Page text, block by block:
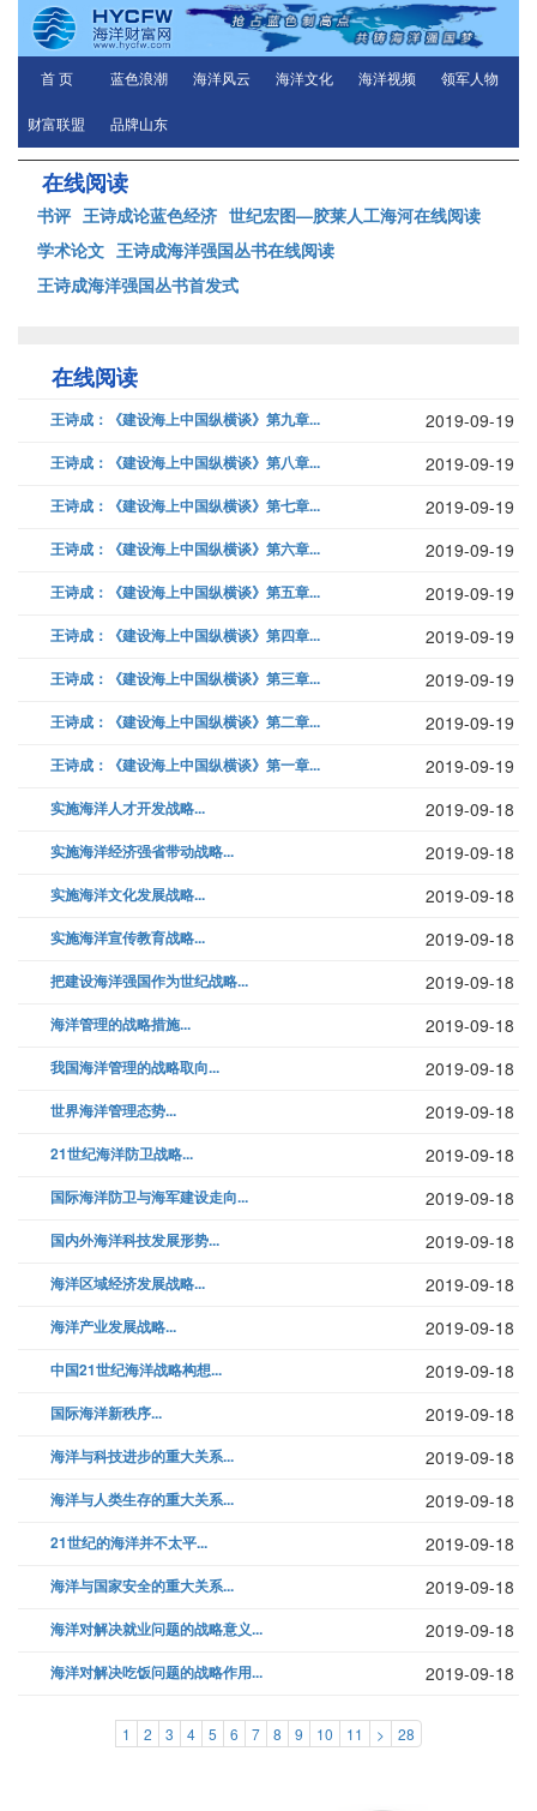
首 页 蓝色浪潮 海洋风云 海洋文化 海洋视频 领军人物
财富联盟 品牌山东
在线阅读
书评 王诗成论蓝色经济 世纪宏图—胶莱人工海河在线阅读
学术论文 王诗成海洋强国丛书在线阅读
王诗成海洋强国丛书首发式
在线阅读
王诗成：《建设海上中国纵横谈》第九章... 2019-09-19
王诗成：《建设海上中国纵横谈》第八章... 2019-09-19
王诗成：《建设海上中国纵横谈》第七章... 2019-09-19
王诗成：《建设海上中国纵横谈》第六章... 2019-09-19
王诗成：《建设海上中国纵横谈》第五章... 2019-09-19
王诗成：《建设海上中国纵横谈》第四章... 2019-09-19
王诗成：《建设海上中国纵横谈》第三章... 2019-09-19
王诗成：《建设海上中国纵横谈》第二章... 2019-09-19
王诗成：《建设海上中国纵横谈》第一章... 2019-09-19
实施海洋人才开发战略... 2019-09-18
实施海洋经济强省带动战略... 2019-09-18
实施海洋文化发展战略... 2019-09-18
实施海洋宣传教育战略... 2019-09-18
把建设海洋强国作为世纪战略... 2019-09-18
海洋管理的战略措施... 2019-09-18
我国海洋管理的战略取向... 2019-09-18
世界海洋管理态势... 2019-09-18
21世纪海洋防卫战略... 2019-09-18
国际海洋防卫与海军建设走向... 2019-09-18
国内外海洋科技发展形势... 2019-09-18
海洋区域经济发展战略... 2019-09-18
海洋产业发展战略... 2019-09-18
中国21世纪海洋战略构想... 2019-09-18
国际海洋新秩序... 2019-09-18
海洋与科技进步的重大关系... 2019-09-18
海洋与人类生存的重大关系... 2019-09-18
21世纪的海洋并不太平... 2019-09-18
海洋与国家安全的重大关系... 2019-09-18
海洋对解决就业问题的战略意义... 2019-09-18
海洋对解决吃饭问题的战略作用... 2019-09-18
1 2 3 4 5 6 7 8 9 10 11 > 28